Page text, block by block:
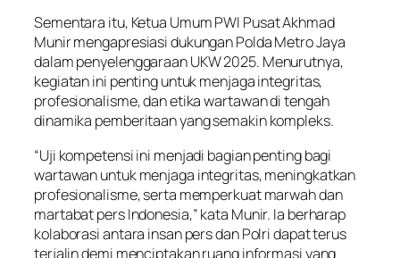
Sementara itu, Ketua Umum PWI Pusat Akhmad
Munir mengapresiasi dukungan Polda Metro Jaya
dalam penyelenggaraan UKW 2025. Menurutnya,
kegiatan ini penting untuk menjaga integritas,
profesionalisme, dan etika wartawan di tengah
dinamika pemberitaan yang semakin kompleks.
“Uji kompetensi ini menjadi bagian penting bagi
wartawan untuk menjaga integritas, meningkatkan
profesionalisme, serta memperkuat marwah dan
martabat pers Indonesia,” kata Munir. Ia berharap
kolaborasi antara insan pers dan Polri dapat terus
terjalin demi menciptakan ruang informasi yang